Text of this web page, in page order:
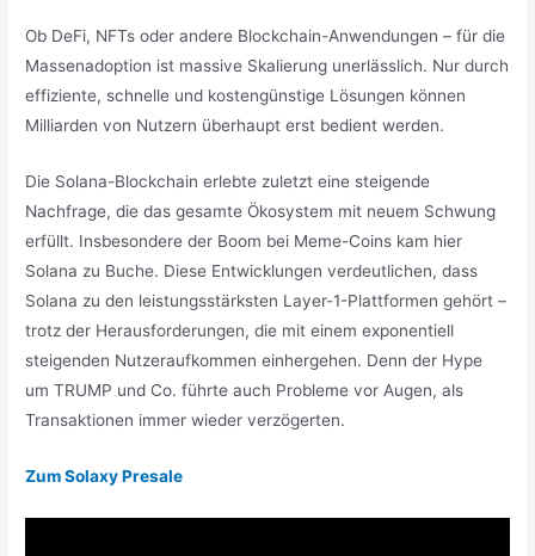
Ob DeFi, NFTs oder andere Blockchain-Anwendungen – für die
Massenadoption ist massive Skalierung unerlässlich. Nur durch
effiziente, schnelle und kostengünstige Lösungen können
Milliarden von Nutzern überhaupt erst bedient werden.
Die Solana-Blockchain erlebte zuletzt eine steigende
Nachfrage, die das gesamte Ökosystem mit neuem Schwung
erfüllt. Insbesondere der Boom bei Meme-Coins kam hier
Solana zu Buche. Diese Entwicklungen verdeutlichen, dass
Solana zu den leistungsstärksten Layer-1-Plattformen gehört –
trotz der Herausforderungen, die mit einem exponentiell
steigenden Nutzeraufkommen einhergehen. Denn der Hype
um TRUMP und Co. führte auch Probleme vor Augen, als
Transaktionen immer wieder verzögerten.
Zum Solaxy Presale